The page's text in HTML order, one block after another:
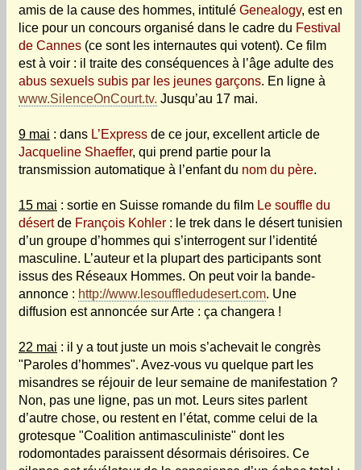
amis de la cause des hommes, intitulé Genealogy, est en
lice pour un concours organisé dans le cadre du Festival
de Cannes (ce sont les internautes qui votent). Ce film
est à voir : il traite des conséquences à l’âge adulte des
abus sexuels subis par les jeunes garçons. En ligne à
www.SilenceOnCourt.tv. Jusqu’au 17 mai.
9 mai : dans L’Express de ce jour, excellent article de
Jacqueline Shaeffer, qui prend partie pour la
transmission automatique à l’enfant du nom du père.
15 mai : sortie en Suisse romande du film Le souffle du
désertde François Kohler : le trek dans le désert tunisien
d’un groupe d’hommes qui s’interrogent sur l’identité
masculine. L’auteur et la plupart des participants sont
issus des Réseaux Hommes. On peut voir la bande-
annonce : http://www.lesouffledudesert.com. Une
diffusion est annoncée sur Arte : ça changera !
22 mai : il y a tout juste un mois s’achevait le congrès
"Paroles d’hommes". Avez-vous vu quelque part les
misandres se réjouir de leur semaine de manifestation ?
Non, pas une ligne, pas un mot. Leurs sites parlent
d’autre chose, ou restent en l’état, comme celui de la
grotesque "Coalition antimasculiniste" dont les
rodomontades paraissent désormais dérisoires. Ce